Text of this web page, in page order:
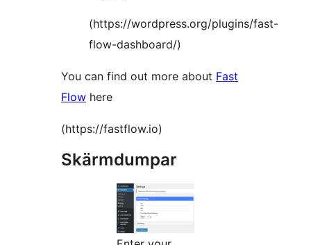
(https://wordpress.org/plugins/fast-
flow-dashboard/)
You can find out more about Fast
Flow here
(https://fastflow.io)
Skärmdumpar